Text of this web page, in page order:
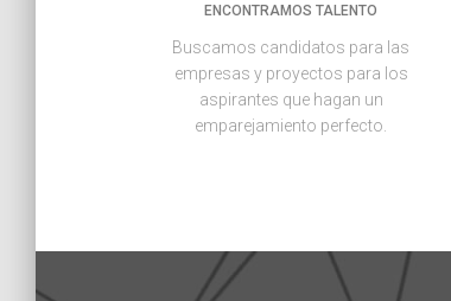
ENCONTRAMOS TALENTO
Buscamos candidatos para las
empresas y proyectos para los
aspirantes que hagan un
emparejamiento perfecto.